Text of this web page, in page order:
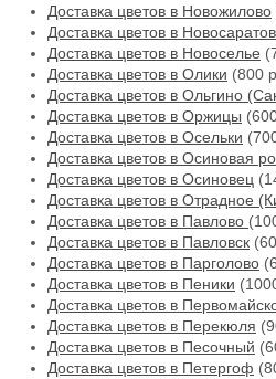
Доставка цветов в Новожилово
Доставка цветов в
Доставка цветов в Новоселье
Доставка цветов в Олики (800
Доставка цветов в Ольгино
Доставка цветов в Оржицы
Доставка цветов в Осельки
Доставка цветов в Осиновая
Доставка цветов в Осиновец
Доставка цветов в Отрадное
Доставка цветов в Павлово
Доставка цветов в Павловск
Доставка цветов в Парголово
Доставка цветов в Пеники
Доставка цветов в
Доставка цветов в Перекюля
Доставка цветов в Песочный
Доставка цветов в Петергоф